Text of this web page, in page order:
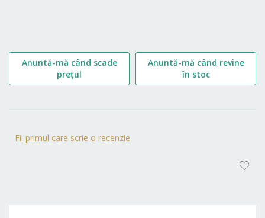
Fii primul care scrie o recenzie
Anuntă-mă când scade
prețul
Anuntă-mă când revine
în stoc